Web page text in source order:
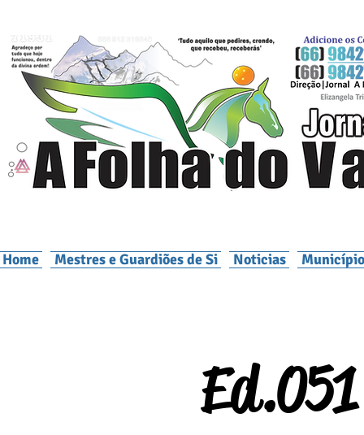
Home Mestres e Guardiões de Si Noticias